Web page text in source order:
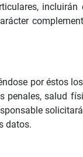
por éstos
salud
datos.